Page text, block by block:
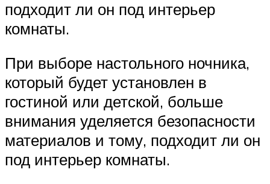
подходит ли он под интерьер
комнаты.
При выборе настольного ночника,
который будет установлен в
гостиной или детской, больше
внимания уделяется безопасности
материалов и тому, подходит ли он
под интерьер комнаты.